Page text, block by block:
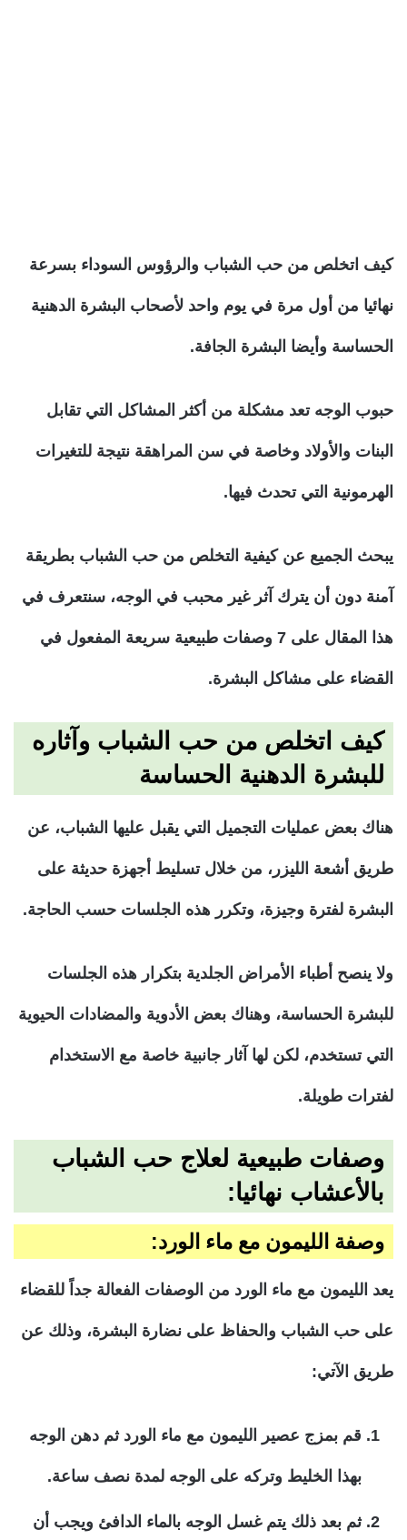
كيف اتخلص من حب الشباب والرؤوس السوداء بسرعة
نهائيا من أول مرة في يوم واحد لأصحاب البشرة الدهنية
الحساسة وأيضا البشرة الجافة.
حبوب الوجه تعد مشكلة من أكثر المشاكل التي تقابل
البنات والأولاد وخاصة في سن المراهقة نتيجة للتغيرات
الهرمونية التي تحدث فيها.
يبحث الجميع عن كيفية التخلص من حب الشباب بطريقة
آمنة دون أن يترك آثر غير محبب في الوجه، سنتعرف في
هذا المقال على 7 وصفات طبيعية سريعة المفعول في
القضاء على مشاكل البشرة.
كيف اتخلص من حب الشباب وآثاره
للبشرة الدهنية الحساسة
هناك بعض عمليات التجميل التي يقبل عليها الشباب، عن
طريق أشعة الليزر، من خلال تسليط أجهزة حديثة على
البشرة لفترة وجيزة، وتكرر هذه الجلسات حسب الحاجة.
ولا ينصح أطباء الأمراض الجلدية بتكرار هذه الجلسات
للبشرة الحساسة، وهناك بعض الأدوية والمضادات الحيوية
التي تستخدم، لكن لها آثار جانبية خاصة مع الاستخدام
لفترات طويلة.
وصفات طبيعية لعلاج حب الشباب
بالأعشاب نهائيا:
وصفة الليمون مع ماء الورد:
يعد الليمون مع ماء الورد من الوصفات الفعالة جداً للقضاء
على حب الشباب والحفاظ على نضارة البشرة، وذلك عن
طريق الآتي:
قم بمزج عصير الليمون مع ماء الورد ثم دهن الوجه
بهذا الخليط وتركه على الوجه لمدة نصف ساعة.
ثم بعد ذلك يتم غسل الوجه بالماء الدافئ ويجب أن